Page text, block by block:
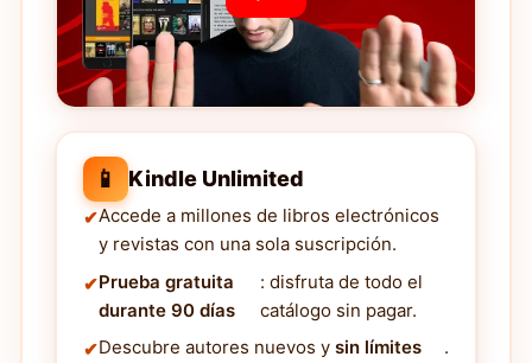
📱 Kindle Unlimited
Accede a millones de libros electrónicos
y revistas con una sola suscripción.
Prueba gratuita
durante 90 días
: disfruta de todo el
catálogo sin pagar.
Descubre autores nuevos y sin límites
.